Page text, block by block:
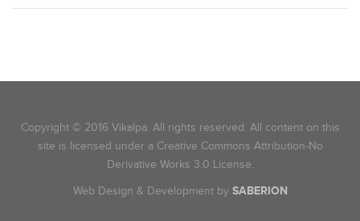
Copyright © 2016 Vikalpa. All rights reserved. All content on this
site is licensed under a Creative Commons Attribution-No
Derivative Works 3.0 License.
Web Design & Development by SABERION